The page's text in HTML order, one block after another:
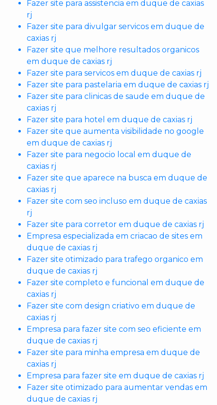
Fazer site para assistencia em duque de caxias
rj
Fazer site para divulgar servicos em duque de
caxias rj
Fazer site que melhore resultados organicos
em duque de caxias rj
Fazer site para servicos em duque de caxias rj
Fazer site para pastelaria em duque de caxias rj
Fazer site para clinicas de saude em duque de
caxias rj
Fazer site para hotel em duque de caxias rj
Fazer site que aumenta visibilidade no google
em duque de caxias rj
Fazer site para negocio local em duque de
caxias rj
Fazer site que aparece na busca em duque de
caxias rj
Fazer site com seo incluso em duque de caxias
rj
Fazer site para corretor em duque de caxias rj
Empresa especializada em criacao de sites em
duque de caxias rj
Fazer site otimizado para trafego organico em
duque de caxias rj
Fazer site completo e funcional em duque de
caxias rj
Fazer site com design criativo em duque de
caxias rj
Empresa para fazer site com seo eficiente em
duque de caxias rj
Fazer site para minha empresa em duque de
caxias rj
Empresa para fazer site em duque de caxias rj
Fazer site otimizado para aumentar vendas em
duque de caxias rj